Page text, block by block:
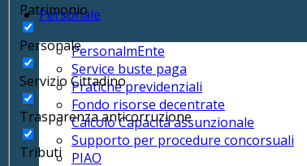
Personale
PersonalmEnte
Service buste paga
Pratiche previdenziali
Fondo risorse decentrate
Calcolo Capacità assunzionale
Supporto per procedure concorsuali
PIAO
Patrimonio
Personale
Servizio Cittadino
Trasparenza anticorruzione
Tributi